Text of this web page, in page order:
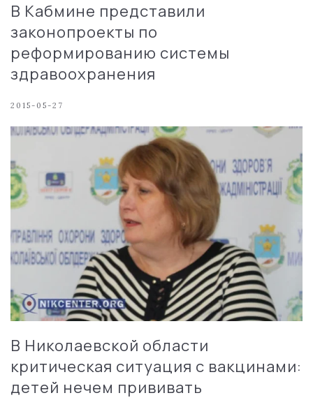
В Кабмине представили
законопроекты по
реформированию системы
здравоохранения
2015-05-27
В Николаевской области
критическая ситуация с вакцинами:
детей нечем прививать